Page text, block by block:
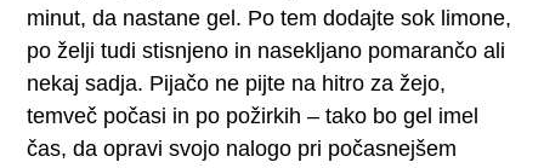
minut, da nastane gel. Po tem dodajte sok limone,
po želji tudi stisnjeno in nasekljano pomarančo ali
nekaj sadja. Pijačo ne pijte na hitro za žejo,
temveč počasi in po požirkih – tako bo gel imel
čas, da opravi svojo nalogo pri počasnejšem